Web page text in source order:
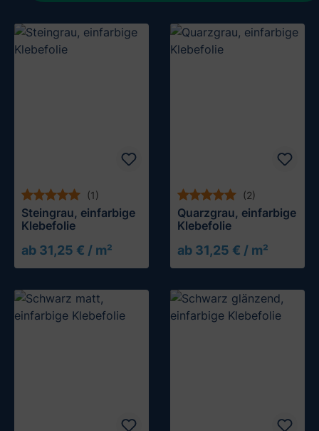
(1)
Steingrau, einfarbige
Klebefolie
ab 31,25 € / m²
Muster testen
(2)
Quarzgrau, einfarbige
Klebefolie
ab 31,25 € / m²
Muster testen